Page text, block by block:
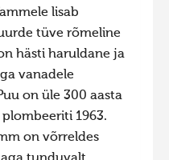
lisab
tüve rõmeline
hästi haruldane ja
vanadele
on üle 300 aasta
plombeeriti 1963.
on võrreldes